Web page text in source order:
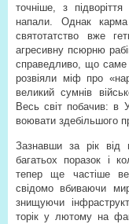
точніше, з
напали. Однак
святотатство вже
агресивну псюрню
справедливо, що
розвіяли міф про
великий сумнів
Весь світ побачив: в
воювати здебільшого
Зазнавши за рік від
багатьох поразок і
тепер ще частіше
свідомо вбиваючи
знищуючи
торік у лютому на